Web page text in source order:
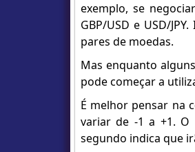
exemplo, se
GBP/USD e USD/
pares de moedas.
Mas enquanto
pode começar a
É melhor pensar na
variar de -1 a +1. O
segundo indica que